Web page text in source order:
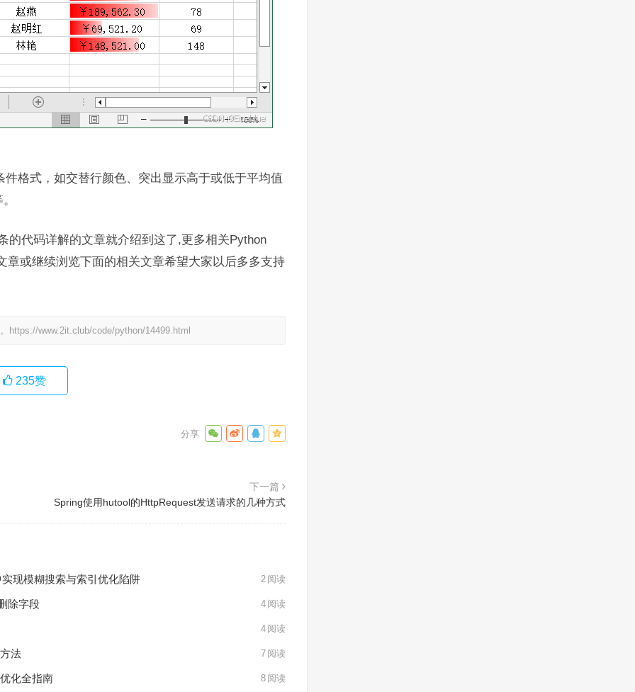
格式，如交替行颜色、突出显示高于或低于平均值
的代码详解的文章就介绍到这了,更多相关Python
或继续浏览下面的相关文章希望大家以后多多支持
https://www.2it.club/code/python/14499.html
235赞
下一篇
Spring使用hutool的HttpRequest发送请求的几种方式
现模糊搜索与索引优化陷阱 2 阅读
除字段 4 阅读
4 阅读
法 7 阅读
化全指南 8 阅读